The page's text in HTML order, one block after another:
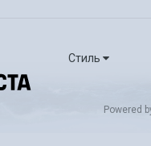
Стиль
Powered